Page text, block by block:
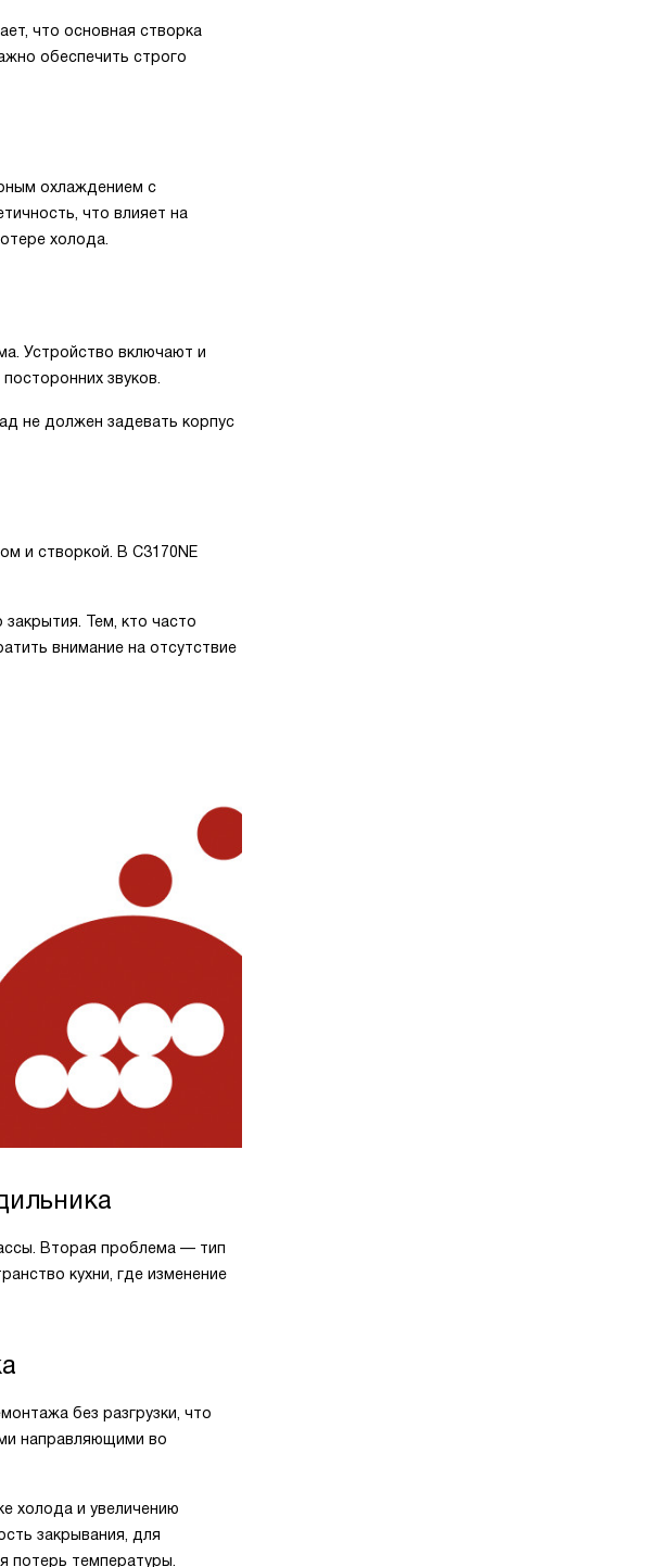
что основная створка
обеспечить строго
охлаждением с
что влияет на
холода.
Устройство включают и
звуков.
не должен задевать корпус
и створкой. В C3170NE
Тем, кто часто
внимание на отсутствие
Вторая проблема — тип
кухни, где изменение
без разгрузки, что
направляющими во
холода и увеличению
закрывания, для
потерь температуры.